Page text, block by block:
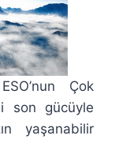
Çok
son gücüyle
yaşanabilir